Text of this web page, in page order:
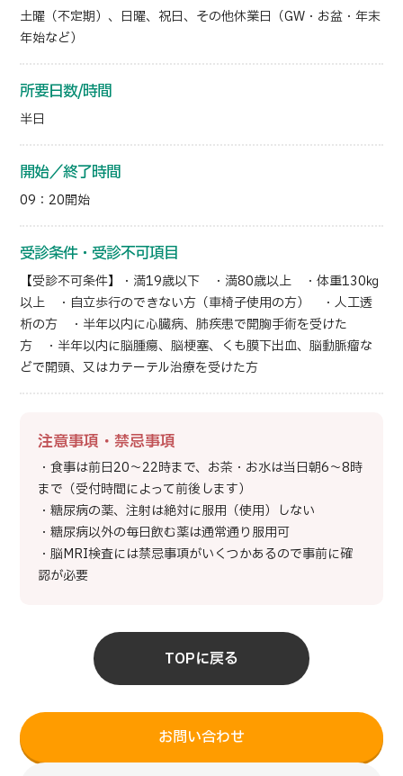
お問い合わせ
土曜（不定期）、日曜、祝日、その他休業日（GW・お盆・年末
年始など）
所要日数/時間
半日
開始／終了時間
09：20開始
受診条件・受診不可項目
【受診不可条件】・満19歳以下 ・満80歳以上 ・体重130㎏
以上 ・自立歩行のできない方（車椅子使用の方） ・人工透
析の方 ・半年以内に心臓病、肺疾患で開胸手術を受けた
方 ・半年以内に脳腫瘍、脳梗塞、くも膜下出血、脳動脈瘤な
どで開頭、又はカテーテル治療を受けた方
注意事項・禁忌事項
・食事は前日20～22時まで、お茶・お水は当日朝6～8時
まで（受付時間によって前後します）
・糖尿病の薬、注射は絶対に服用（使用）しない
・糖尿病以外の毎日飲む薬は通常通り服用可
・脳MRI検査には禁忌事項がいくつかあるので事前に確
認が必要
TOPに戻る